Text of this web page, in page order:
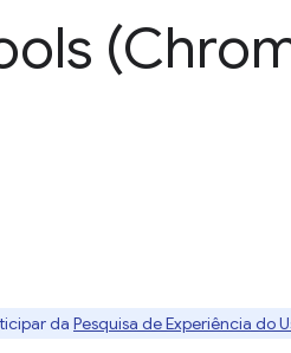
da Pesquisa de Experiência do